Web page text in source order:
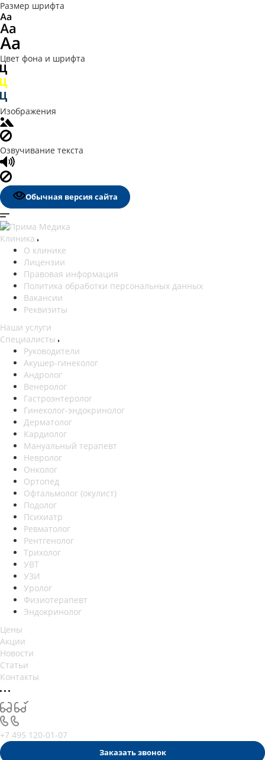
Размер шрифта
Цвет фона и шрифта
Изображения
Озвучивание текста
Обычная версия сайта
Клиника
О клинике
Лицензии
Правовая информация
Политика обработки персональных данных
Вакансии
Реквизиты
Наши услуги
Специалисты
Руководители
Акушер-гинеколог
Андролог
Венеролог
Гастроэнтеролог
Гинеколог-эндокринолог
Дерматолог
Кардиолог
Мануальный терапевт
Невролог
Онколог
Ортопед
Офтальмолог (окулист)
Подолог
Психиатр
Ревматолог
Рентгенолог
Трихолог
УВТ
УЗИ
Уролог
Физиотерапевт
Эндокринолог
Цены
Акции
Новости
Статьи
Контакты
+7 495 120-01-07
Заказать звонок